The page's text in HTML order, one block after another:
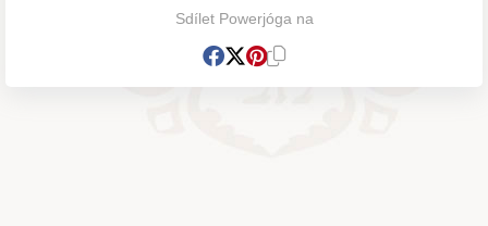
Sdílet Powerjóga na